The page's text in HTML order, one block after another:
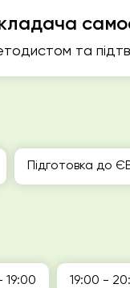
та
Підготовка до
19:00 19:00 -